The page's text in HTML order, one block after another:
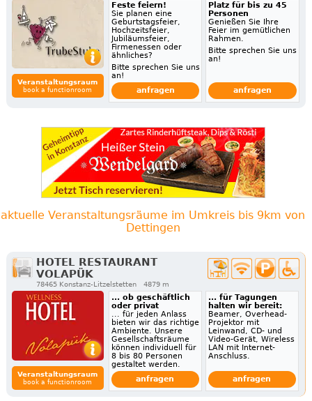
Veranstaltungsraum
book a functionroom
Feste feiern!
Sie planen eine
Geburtstagsfeier,
Hochzeitsfeier,
Jubiläumsfeier,
Firmenessen oder
ähnliches?
Bitte sprechen Sie uns
an!
anfragen
Platz für bis zu 45
Personen
Genießen Sie Ihre
Feier im gemütlichen
Rahmen.
Bitte sprechen Sie uns
an!
anfragen
aktuelle Veranstaltungsräume im Umkreis bis 9km von
Dettingen
HOTEL RESTAURANT
VOLAPÜK
78465 Konstanz-Litzelstetten 4879 m
Veranstaltungsraum
book a functionroom
... ob geschäftlich
oder privat
... für jeden Anlass
bieten wir das richtige
Ambiente. Unsere
Gesellschaftsräume
können individuell für
8 bis 80 Personen
gestaltet werden.
anfragen
... für Tagungen
halten wir bereit:
Beamer, Overhead-
Projektor mit
Leinwand, CD- und
Video-Gerät, Wireless
LAN mit Internet-
Anschluss.
anfragen